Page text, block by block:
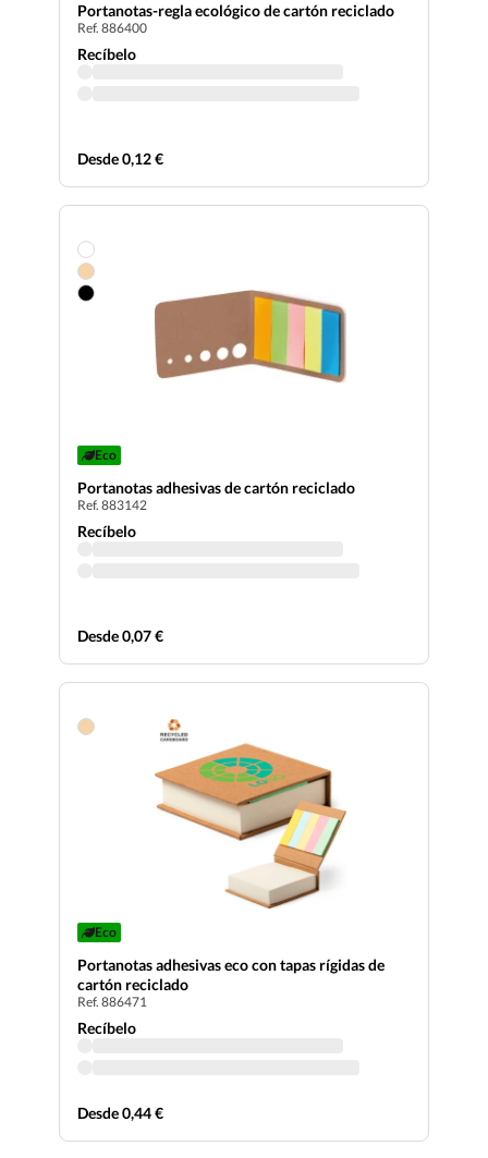
Portanotas-regla ecológico de cartón reciclado
Ref. 886400
Recíbelo
Desde 0,12 €
Eco
Portanotas adhesivas de cartón reciclado
Ref. 883142
Recíbelo
Desde 0,07 €
Eco
Portanotas adhesivas eco con tapas rígidas de
cartón reciclado
Ref. 886471
Recíbelo
Desde 0,44 €